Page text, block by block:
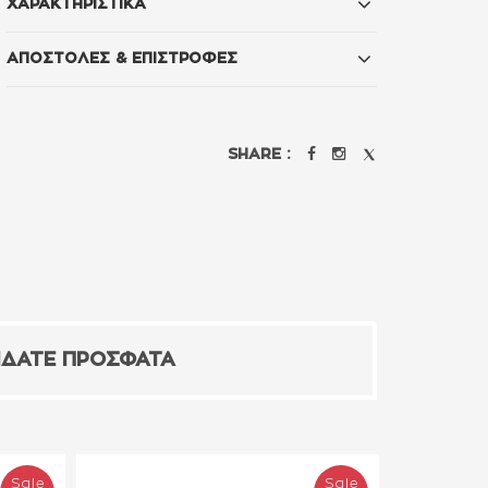
ΧΑΡΑΚΤΗΡΙΣΤΙΚΑ
ΑΠΟΣΤΟΛΕΣ & ΕΠΙΣΤΡΟΦΕΣ
SHARE :
ΠΡΟΣΦΑΤΑ
Sale
Sale